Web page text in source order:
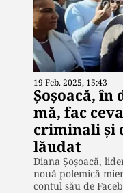
19 Feb. 2025, 15:43
Șoșoacă, în
mă, fac
criminali și
lăudat
Diana Șoșoacă,
nouă polemică
contul său de